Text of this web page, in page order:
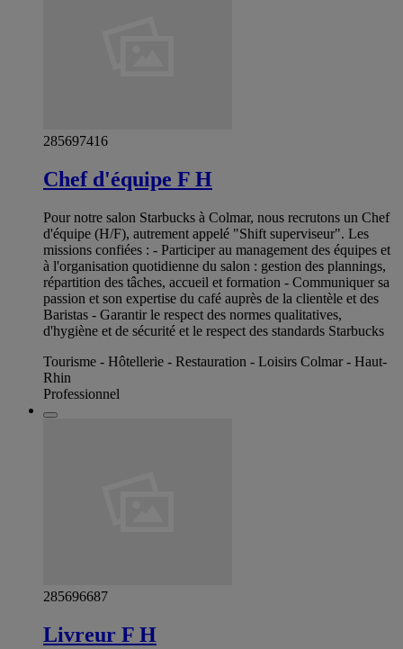
285697416
Chef d'équipe F H
Pour notre salon Starbucks à Colmar, nous recrutons un Chef
d'équipe (H/F), autrement appelé "Shift superviseur". Les
missions confiées : - Participer au management des équipes et
à l'organisation quotidienne du salon : gestion des plannings,
répartition des tâches, accueil et formation - Communiquer sa
passion et son expertise du café auprès de la clientèle et des
Baristas - Garantir le respect des normes qualitatives,
d'hygiène et de sécurité et le respect des standards Starbucks
Tourisme - Hôtellerie - Restauration - Loisirs Colmar - Haut-
Rhin
Professionnel
285696687
Livreur F H